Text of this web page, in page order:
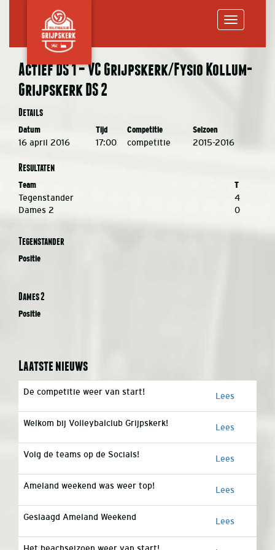
Actief DS 1 – VC Grijpskerk/Fysio Kollum-
Grijpskerk DS 2
Details
Datum Tijd Competitie Seizoen
16 april 2016 17:00 competitie 2015-2016
Resultaten
Team T
Tegenstander
4
Dames 2
0
Tegenstander
Positie
Dames 2
Positie
Laatste nieuws
De competitie weer van start! Lees
Welkom bij Volleybalclub Grijpskerk! Lees
Volg de teams op de Socials! Lees
Ameland weekend was weer top! Lees
Geslaagd Ameland Weekend Lees